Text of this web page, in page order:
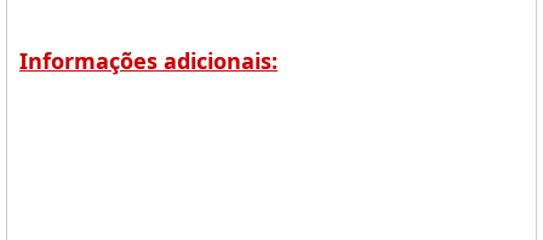
Informações adicionais: